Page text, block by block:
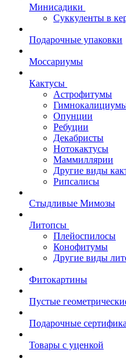
Минисадики
Суккуленты в
Подарочные упаковки
Моссариумы
Кактусы
Астрофитумы
Опунции
Ребуции
Декабристы
Нотокактусы
Маммиллярии
Другие виды
Рипсалисы
Стыдливые Мимозы
Литопсы
Плейоспилосы
Конофитумы
Другие виды
Фитокартины
Пустые
Подарочные
Товары с уценкой